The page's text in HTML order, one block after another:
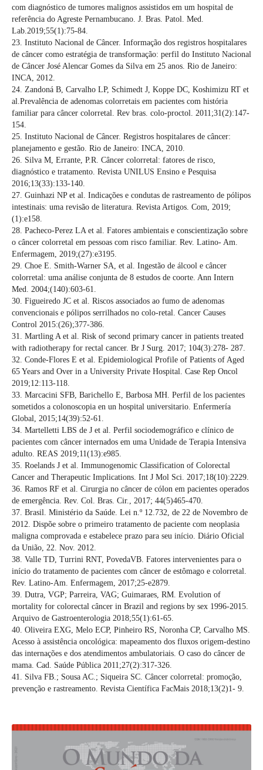
com diagnóstico de tumores malignos assistidos em um hospital de
referência do Agreste Pernambucano. J. Bras. Patol. Med.
Lab.2019;55(1):75-84.
23. Instituto Nacional de Câncer. Informação dos registros hospitalares
de câncer como estratégia de transformação: perfil do Instituto Nacional
de Câncer José Alencar Gomes da Silva em 25 anos. Rio de Janeiro:
INCA, 2012.
24. Zandoná B, Carvalho LP, Schimedt J, Koppe DC, Koshimizu RT et
al.Prevalência de adenomas colorretais em pacientes com história
familiar para câncer colorretal. Rev bras. colo-proctol. 2011;31(2):147-
154.
25. Instituto Nacional de Câncer. Registros hospitalares de câncer:
planejamento e gestão. Rio de Janeiro: INCA, 2010.
26. Silva M, Errante, P.R. Câncer colorretal: fatores de risco,
diagnóstico e tratamento. Revista UNILUS Ensino e Pesquisa
2016;13(33):133-140.
27. Guinhazi NP et al. Indicações e condutas de rastreamento de pólipos
intestinais: uma revisão de literatura. Revista Artigos. Com, 2019;
(1):e158.
28. Pacheco-Perez LA et al. Fatores ambientais e conscientização sobre
o câncer colorretal em pessoas com risco familiar. Rev. Latino- Am.
Enfermagem, 2019;(27):e3195.
29. Choe E. Smith-Warner SA, et al. Ingestão de álcool e câncer
colorretal: uma análise conjunta de 8 estudos de coorte. Ann Intern
Med. 2004;(140):603-61.
30. Figueiredo JC et al. Riscos associados ao fumo de adenomas
convencionais e pólipos serrilhados no colo-retal. Cancer Causes
Control 2015:(26);377-386.
31. Martling A et al. Risk of second primary cancer in patients treated
with radiotherapy for rectal cancer. Br J Surg. 2017; 104(3):278- 287.
32. Conde-Flores E et al. Epidemiological Profile of Patients of Aged
65 Years and Over in a University Private Hospital. Case Rep Oncol
2019;12:113-118.
33. Marcacini SFB, Barichello E, Barbosa MH. Perfil de los pacientes
sometidos a colonoscopia en un hospital universitario. Enfermería
Global, 2015;14(39):52-61.
34. Martelletti LBS de J et al. Perfil sociodemográfico e clínico de
pacientes com câncer internados em uma Unidade de Terapia Intensiva
adulto. REAS 2019;11(13):e985.
35. Roelands J et al. Immunogenomic Classification of Colorectal
Cancer and Therapeutic Implications. Int J Mol Sci. 2017;18(10):2229.
36. Ramos RF et al. Cirurgia no câncer de cólon em pacientes operados
de emergência. Rev. Col. Bras. Cir., 2017; 44(5)465-470.
37. Brasil. Ministério da Saúde. Lei n.º 12.732, de 22 de Novembro de
2012. Dispõe sobre o primeiro tratamento de paciente com neoplasia
maligna comprovada e estabelece prazo para seu início. Diário Oficial
da União, 22. Nov. 2012.
38. Valle TD, Turrini RNT, PovedaVB. Fatores intervenientes para o
início do tratamento de pacientes com câncer de estômago e colorretal.
Rev. Latino-Am. Enfermagem, 2017;25-e2879.
39. Dutra, VGP; Parreira, VAG; Guimaraes, RM. Evolution of
mortality for colorectal câncer in Brazil and regions by sex 1996-2015.
Arquivo de Gastroenterologia 2018;55(1):61-65.
40. Oliveira EXG, Melo ECP, Pinheiro RS, Noronha CP, Carvalho MS.
Acesso à assistência oncológica: mapeamento dos fluxos origem-destino
das internações e dos atendimentos ambulatoriais. O caso do câncer de
mama. Cad. Saúde Pública 2011;27(2):317-326.
41. Silva FB.; Sousa AC.; Siqueira SC. Câncer colorretal: promoção,
prevenção e rastreamento. Revista Científica FacMais 2018;13(2)1- 9.